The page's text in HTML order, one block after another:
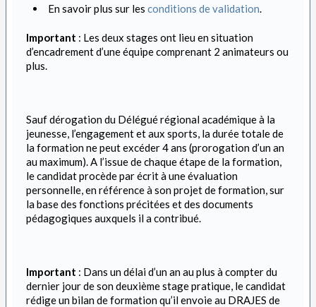
En savoir plus sur les conditions de validation.
Important : Les deux stages ont lieu en situation
d’encadrement d’une équipe comprenant 2 animateurs ou
plus.
Sauf dérogation du Délégué régional académique à la
jeunesse, l’engagement et aux sports, la durée totale de
la formation ne peut excéder 4 ans (prorogation d’un an
au maximum). A l’issue de chaque étape de la formation,
le candidat procède par écrit à une évaluation
personnelle, en référence à son projet de formation, sur
la base des fonctions précitées et des documents
pédagogiques auxquels il a contribué.
Important : Dans un délai d’un an au plus à compter du
dernier jour de son deuxième stage pratique, le candidat
rédige un bilan de formation qu’il envoie au DRAJES de